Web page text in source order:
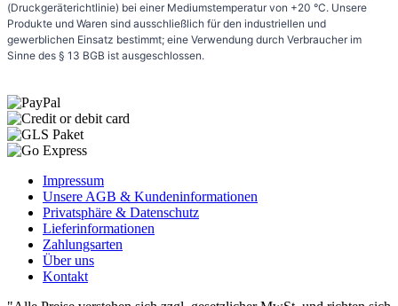
(Druckgeräterichtlinie) bei einer Mediumstemperatur von +20 °C. Unsere
Produkte und Waren sind ausschließlich für den industriellen und
gewerblichen Einsatz bestimmt; eine Verwendung durch Verbraucher im
Sinne des § 13 BGB ist ausgeschlossen.
Impressum
Unsere AGB & Kundeninformationen
Privatsphäre & Datenschutz
Lieferinformationen
Zahlungsarten
Über uns
Kontakt